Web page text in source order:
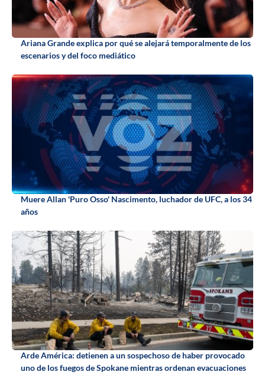
Ariana Grande explica por qué se alejará temporalmente de los
escenarios y del foco mediático
Muere Allan 'Puro Osso' Nascimento, luchador de UFC, a los 34
años
Arde América: detienen a un sospechoso de haber provocado
uno de los fuegos de Spokane mientras ordenan evacuaciones